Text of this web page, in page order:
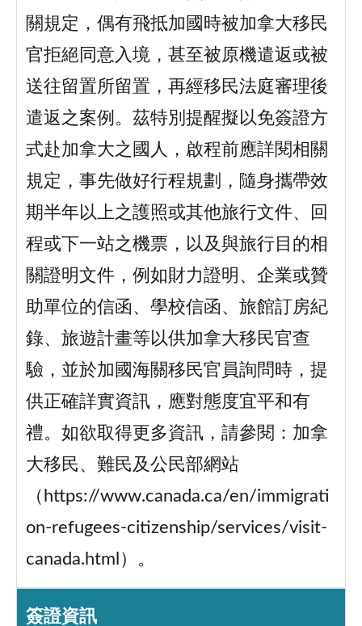
關規定，偶有飛抵加國時被加拿大移民
官拒絕同意入境，甚至被原機遣返或被
送往留置所留置，再經移民法庭審理後
遣返之案例。茲特別提醒擬以免簽證方
式赴加拿大之國人，啟程前應詳閱相關
規定，事先做好行程規劃，隨身攜帶效
期半年以上之護照或其他旅行文件、回
程或下一站之機票，以及與旅行目的相
關證明文件，例如財力證明、企業或贊
助單位的信函、學校信函、旅館訂房紀
錄、旅遊計畫等以供加拿大移民官查
驗，並於加國海關移民官員詢問時，提
供正確詳實資訊，應對態度宜平和有
禮。如欲取得更多資訊，請參閱：加拿
大移民、難民及公民部網站
（https://www.canada.ca/en/immigrati
on-refugees-citizenship/services/visit-
canada.html）。
簽證資訊